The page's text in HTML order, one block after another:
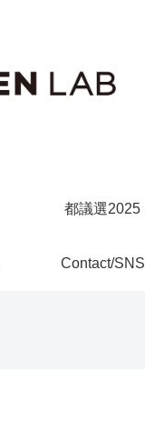
都議選2025
Contact/SNS